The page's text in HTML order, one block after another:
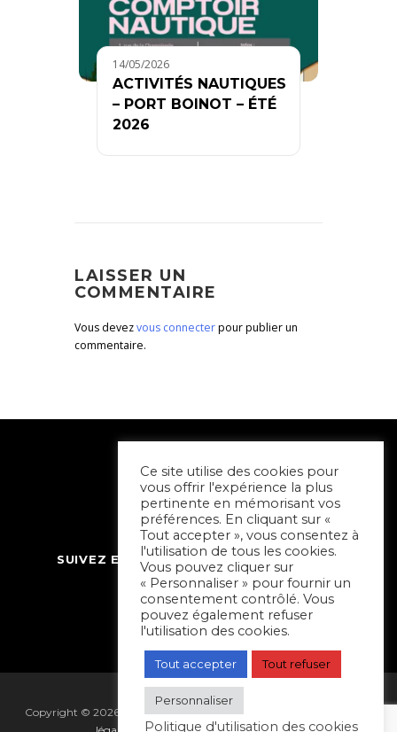
14/05/2026
ACTIVITÉS NAUTIQUES
– PORT BOINOT – ÉTÉ
2026
LAISSER UN
COMMENTAIRE
Vous devezvous connecterpour publier un
commentaire.
SUIVEZ ET CONTACTEZ SORTIR À NIORT
Copyright © 2026 Sortir à Niort | réalisé par
Ce site utilise des cookies pour
vous offrir l'expérience la plus
pertinente en mémorisant vos
préférences. En cliquant sur «
Tout accepter », vous consentez à
l'utilisation de tous les cookies.
Vous pouvez cliquer sur
« Personnaliser » pour fournir un
consentement contrôlé. Vous
pouvez également refuser
l'utilisation des cookies.
Tout accepter Tout refuser
Personnaliser
Politique d'utilisation des cookies